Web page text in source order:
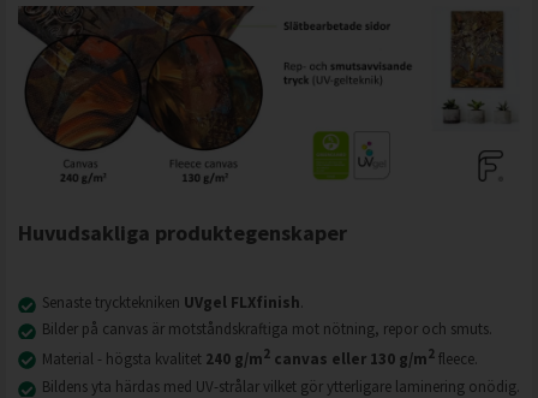
Huvudsakliga produktegenskaper
Senaste trycktekniken UVgel FLXfinish.
Bilder på canvas är motståndskraftiga mot nötning, repor och smuts.
Material - högsta kvalitet 240 g/m2 canvas eller 130 g/m2 fleece.
Bildens yta härdas med UV-strålar vilket gör ytterligare laminering onödig.